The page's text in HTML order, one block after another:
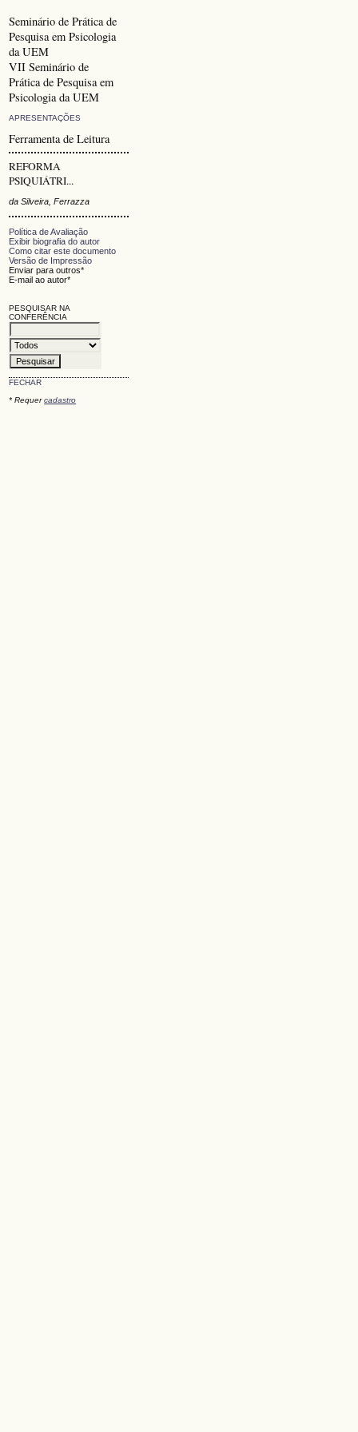
Seminário de Prática de
Pesquisa em Psicologia
da UEM
VII Seminário de
Prática de Pesquisa em
Psicologia da UEM
APRESENTAÇÕES
Ferramenta de Leitura
REFORMA
PSIQUIÁTRI...
da Silveira, Ferrazza
Política de Avaliação
Exibir biografia do autor
Como citar este documento
Versão de Impressão
Enviar para outros*
E-mail ao autor*
PESQUISAR NA
CONFERÊNCIA
FECHAR
* Requercadastro